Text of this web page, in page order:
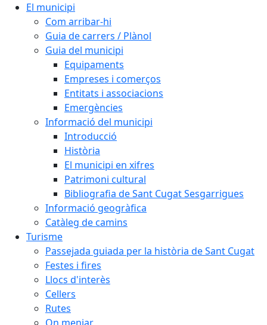
El municipi
Com arribar-hi
Guia de carrers / Plànol
Guia del municipi
Equipaments
Empreses i comerços
Entitats i associacions
Emergències
Informació del municipi
Introducció
Història
El municipi en xifres
Patrimoni cultural
Bibliografia de Sant Cugat Sesgarrigues
Informació geogràfica
Catàleg de camins
Turisme
Passejada guiada per la història de Sant Cugat
Festes i fires
Llocs d'interès
Cellers
Rutes